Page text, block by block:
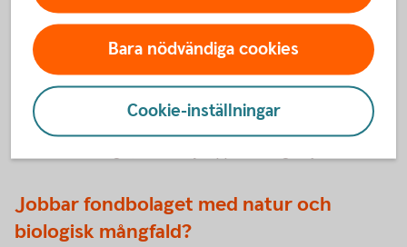
Har fondbolaget signerat UNPRI för
ansvarsfulla investeringar?
Fondbolag som signerat FN:s principer för ansvarsfulla
investeringar (UNPRI) ska jobba för att påverka bolagen
man investerar i att ta mer ansvar inom miljöfrågor såväl
Jobbar fondbolaget med natur och
biologisk mångfald?
Bara nödvändiga cookies
Cookie-inställningar